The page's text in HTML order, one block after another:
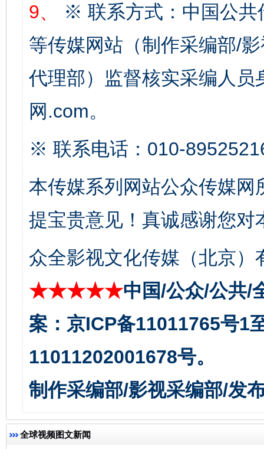
9、
※ 联系方式：中国公共
等传媒网站（制作采编部/
代理部）监督核实采编人员
网.com。
※ 联系电话：010-
本传媒系列网站公众传媒
提宝贵意见！真诚感谢您
众全影视文化传媒（北京）
★★★★★中国/公众/公共/
案：京ICP备11011765号1
11011202001678号。
制作采编部/影视采编部/发
全球视频图文新闻
受贿1.44亿！段成刚被判无期 从幼